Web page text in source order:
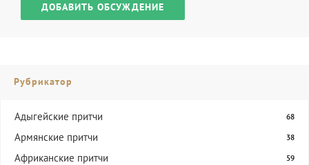
ДОБАВИТЬ ОБСУЖДЕНИЕ
Рубрикатор
Адыгейские притчи 68
Армянские притчи 38
Африканские притчи 59